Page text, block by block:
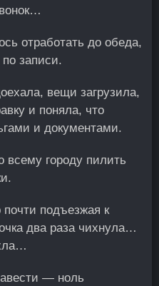
отработать до обеда,
записи.
вещи загрузила,
и поняла, что
и документами.
городу пилить
подъезжая к
два раза чихнула…
— ноль